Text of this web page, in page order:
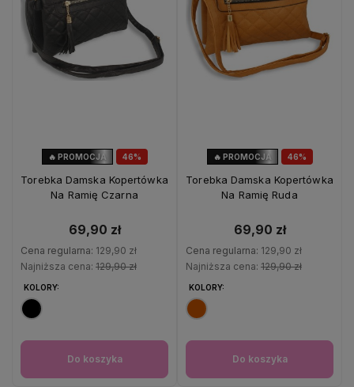
46%
🔥 PROMOCJA
Torebka Damska Kopertówka
Na Ramię Czarna
69,90 zł
Cena regularna: 129,90 zł
Najniższa cena: 129,90 zł
KOLORY:
Do koszyka
46%
🔥 PROMOCJA
Torebka Damska Kopertówka
Na Ramię Ruda
69,90 zł
Cena regularna: 129,90 zł
Najniższa cena: 129,90 zł
KOLORY:
Do koszyka